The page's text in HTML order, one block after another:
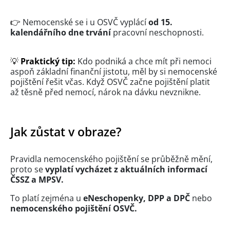
👉 Nemocenské se i u OSVČ vyplácíod 15.
kalendářního dne trvánípracovní neschopnosti.
💡 Praktický tip: Kdo podniká a chce mít při nemoci
aspoň základní finanční jistotu, měl by si nemocenské
pojištění řešit včas. Když OSVČ začne pojištění platit
až těsně před nemocí, nárok na dávku nevznikne.
Jak zůstat v obraze?
Pravidla nemocenského pojištění se průběžně mění,
proto sevyplatí vycházet z aktuálních informací
ČSSZ a MPSV.
To platí zejména u eNeschopenky, DPP a DPČ nebo
nemocenského pojištění OSVČ.